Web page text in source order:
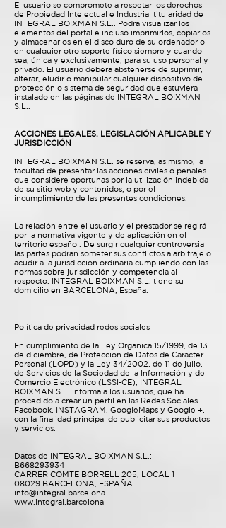
El usuario se compromete a respetar los derechos
de Propiedad Intelectual e Industrial titularidad de
INTEGRAL BOIXMAN S.L.. Podrá visualizar los
elementos del portal e incluso imprimirlos, copiarlos
y almacenarlos en el disco duro de su ordenador o
en cualquier otro soporte físico siempre y cuando
sea, única y exclusivamente, para su uso personal y
privado. El usuario deberá abstenerse de suprimir,
alterar, eludir o manipular cualquier dispositivo de
protección o sistema de seguridad que estuviera
instalado en las páginas de INTEGRAL BOIXMAN
S.L..
ACCIONES LEGALES, LEGISLACIÓN APLICABLE Y
JURISDICCIÓN
INTEGRAL BOIXMAN S.L. se reserva, asimismo, la
facultad de presentar las acciones civiles o penales
que considere oportunas por la utilización indebida
de su sitio web y contenidos, o por el
incumplimiento de las presentes condiciones.
La relación entre el usuario y el prestador se regirá
por la normativa vigente y de aplicación en el
territorio español. De surgir cualquier controversia
las partes podrán someter sus conflictos a arbitraje o
acudir a la jurisdicción ordinaria cumpliendo con las
normas sobre jurisdicción y competencia al
respecto. INTEGRAL BOIXMAN S.L. tiene su
domicilio en BARCELONA, España.
Política de privacidad redes sociales
En cumplimiento de la Ley Orgánica 15/1999, de 13
de diciembre, de Protección de Datos de Carácter
Personal (LOPD) y la Ley 34/2002, de 11 de julio,
de Servicios de la Sociedad de la Información y de
Comercio Electrónico (LSSI-CE), INTEGRAL
BOIXMAN S.L. informa a los usuarios, que ha
procedido a crear un perfil en las Redes Sociales
Facebook, INSTAGRAM, GoogleMaps y Google +,
con la finalidad principal de publicitar sus productos
y servicios.
Datos de INTEGRAL BOIXMAN S.L.:
B668293934
CARRER COMTE BORRELL 205, LOCAL 1
08029 BARCELONA, ESPAÑA
info@integral.barcelona
www.integral.barcelona